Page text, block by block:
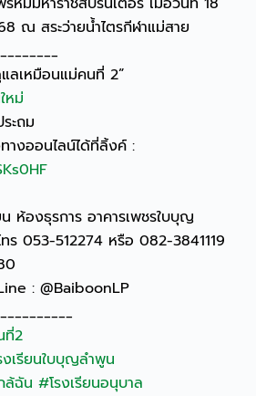
ณ สระว่ายน้ำไตรกีฬาแม่สาย
แลเหมือนแม่คนที่ 2”
หม่
ะถม
างออนไลน์ได้ที่ลิ้งค์ :
ห้องธุรการ อาคารเพชรใบบุญ
ร 053-512274 หรือ 082-3841119
: @BaiboonLP
ที่2
งเรียนใบบุญลำพูน
ล้ฉัน #โรงเรียนอนุบาล